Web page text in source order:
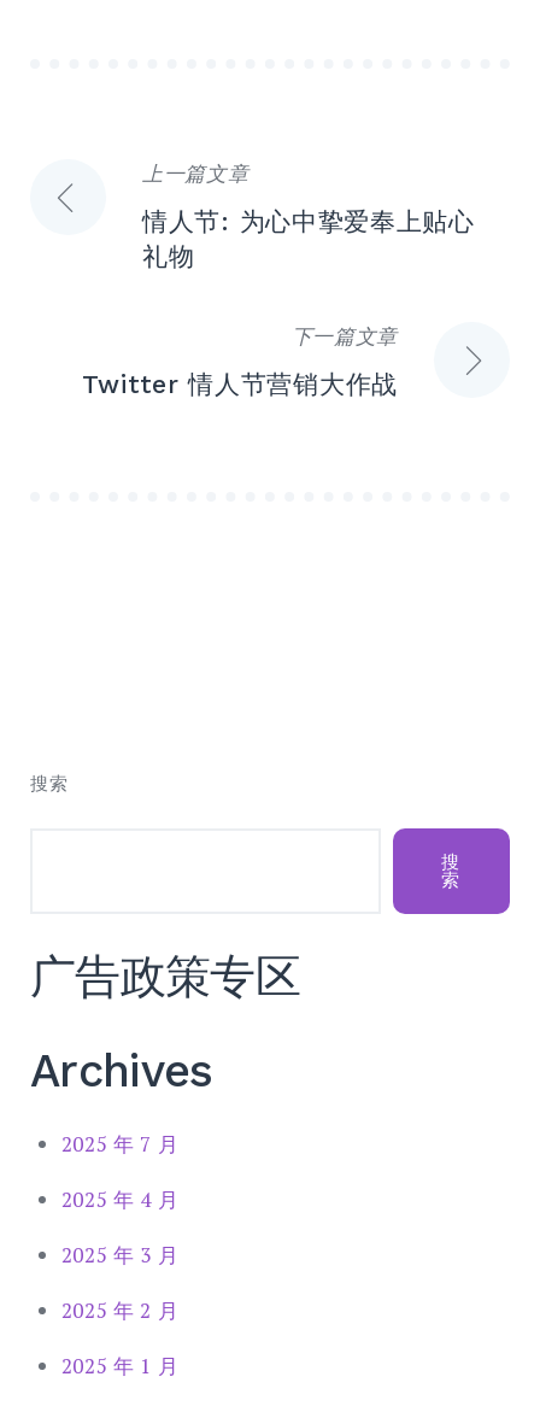
文
上一篇文章
情人节: 为心中挚爱奉上贴心
礼物
下一篇文章
Twitter 情人节营销大作战
搜索
搜
索
广告政策专区
Archives
2025 年 7 月
2025 年 4 月
2025 年 3 月
2025 年 2 月
2025 年 1 月